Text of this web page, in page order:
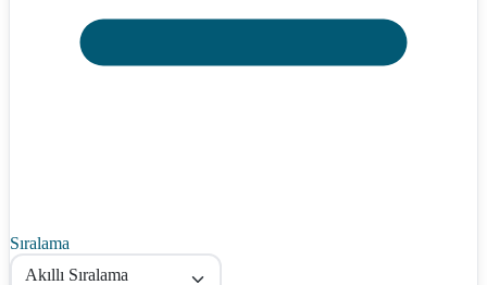
Sıralama
Akıllı Sıralama